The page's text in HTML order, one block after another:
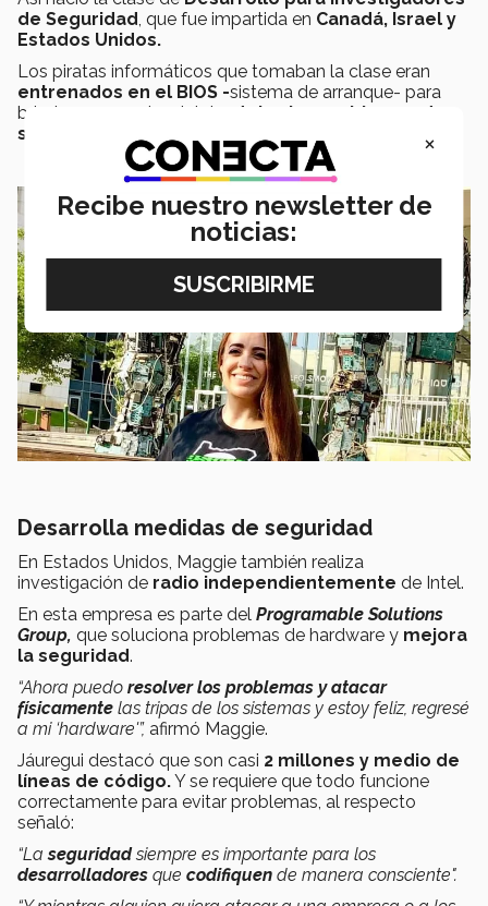
de Seguridad, que fue impartida en Canadá, Israel y
Estados Unidos.
Los piratas informáticos que tomaban la clase eran
entrenados en el BIOS -sistema de arranque- para
brindar una ayuda a Intel y
detectar problemas de
seguridad
Desarrolla medidas de seguridad
En Estados Unidos, Maggie también realiza
investigación de radio independientemente de Intel.
En esta empresa es parte del Programable Solutions
Group, que soluciona problemas de hardware y mejora
la seguridad.
“Ahora puedo resolver los problemas y atacar
físicamente las tripas de los sistemas y estoy feliz, regresé
a mi ‘hardware'”, afirmó Maggie.
Jáuregui destacó que son casi 2 millones y medio de
líneas de código.Y se requiere que todo funcione
correctamente para evitar problemas, al respecto
señaló:
“Laseguridadsiempre es importante para los
desarrolladores que codifiquen de manera consciente".
×
Recibe nuestro newsletter de
noticias: